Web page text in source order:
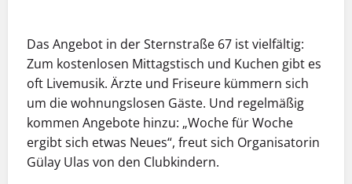
Das Angebot in der Sternstraße 67 ist vielfältig:
Zum kostenlosen Mittagstisch und Kuchen gibt es
oft Livemusik. Ärzte und Friseure kümmern sich
um die wohnungslosen Gäste. Und regelmäßig
kommen Angebote hinzu: „Woche für Woche
ergibt sich etwas Neues“, freut sich Organisatorin
Gülay Ulas von den Clubkindern.